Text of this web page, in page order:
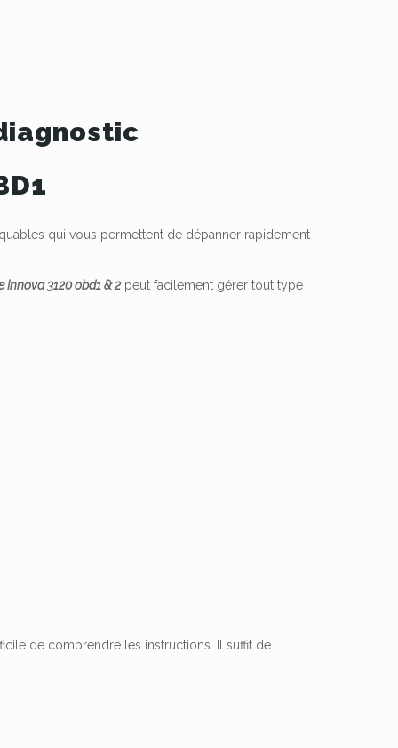
qui vous permettent de dépanner rapidement
Innova 3120 obd1 & 2peut facilement gérer tout type
de comprendre les instructions. Il suffit de